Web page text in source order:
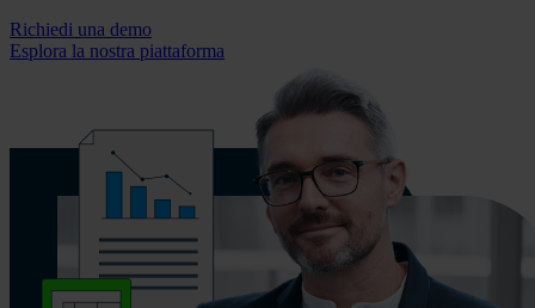
Richiedi una demo
Esplora la nostra piattaforma